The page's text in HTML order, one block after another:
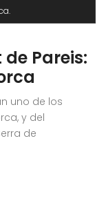
Pareis:
uno de los
y del
de
entre
una playa [...]